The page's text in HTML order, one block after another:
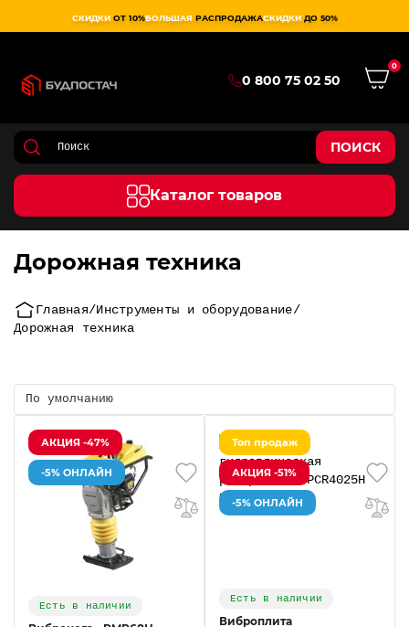
СКИДКИ ОТ 10%БОЛЬШАЯ РАСПРОДАЖАСКИДКИ ДО 50%
0 800 75 02 50
0
ПОИСК
Каталог товаров
Дорожная техника
Главная
Инструменты и оборудование
Дорожная техника
АКЦИЯ -47%
-5% ОНЛАЙН
Есть в наличии
Топ продаж
АКЦИЯ -51%
-5% ОНЛАЙН
Есть в наличии
Виброплита